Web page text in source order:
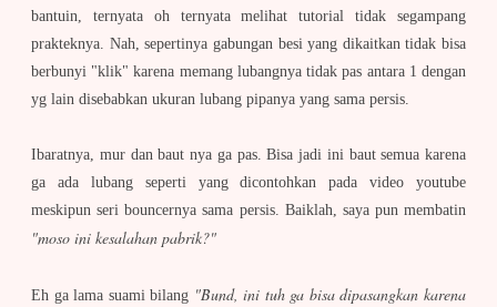
bantuin, ternyata oh ternyata melihat tutorial tidak segampang
prakteknya. Nah, sepertinya gabungan besi yang dikaitkan tidak bisa
berbunyi "klik" karena memang lubangnya tidak pas antara 1 dengan
yg lain disebabkan ukuran lubang pipanya yang sama persis.
Ibaratnya, mur dan baut nya ga pas. Bisa jadi ini baut semua karena
ga ada lubang seperti yang dicontohkan pada video youtube
meskipun seri bouncernya sama persis. Baiklah, saya pun membatin
"moso ini kesalahan pabrik?"
Eh ga lama suami bilang "Bund, ini tuh ga bisa dipasangkan karena